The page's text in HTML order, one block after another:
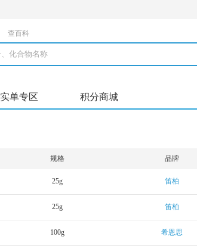
查百科
实单专区 积分商城
规格 品牌
25g 笛柏
25g 笛柏
100g 希恩思